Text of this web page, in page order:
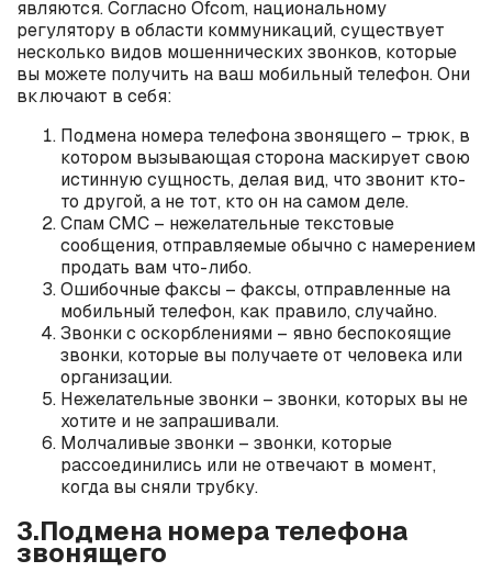
являются. Согласно Ofcom, национальному
регулятору в области коммуникаций, существует
несколько видов мошеннических звонков, которые
вы можете получить на ваш мобильный телефон. Они
включают в себя:
Подмена номера телефона звонящего – трюк, в
котором вызывающая сторона маскирует свою
истинную сущность, делая вид, что звонит кто-
то другой, а не тот, кто он на самом деле.
Спам СМС – нежелательные текстовые
сообщения, отправляемые обычно с намерением
продать вам что-либо.
Ошибочные факсы – факсы, отправленные на
мобильный телефон, как правило, случайно.
Звонки с оскорблениями – явно беспокоящие
звонки, которые вы получаете от человека или
организации.
Нежелательные звонки – звонки, которых вы не
хотите и не запрашивали.
Молчаливые звонки – звонки, которые
рассоединились или не отвечают в момент,
когда вы сняли трубку.
3.Подмена номера телефона
звонящего